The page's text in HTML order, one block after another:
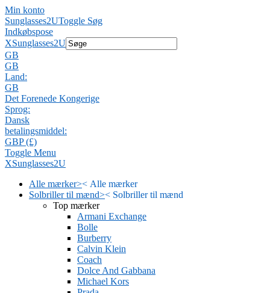
Min konto
Sunglasses2UToggle Søg
Indkøbspose
XSunglasses2U
GB
GB
Land:
GB
Det Forenede Kongerige
Sprog:
Dansk
betalingsmiddel:
GBP (£)
Toggle Menu
XSunglasses2U
Alle mærker>< Alle mærker
Solbriller til mænd>< Solbriller til mænd
Top mærker
Armani Exchange
Bolle
Burberry
Calvin Klein
Coach
Dolce And Gabbana
Michael Kors